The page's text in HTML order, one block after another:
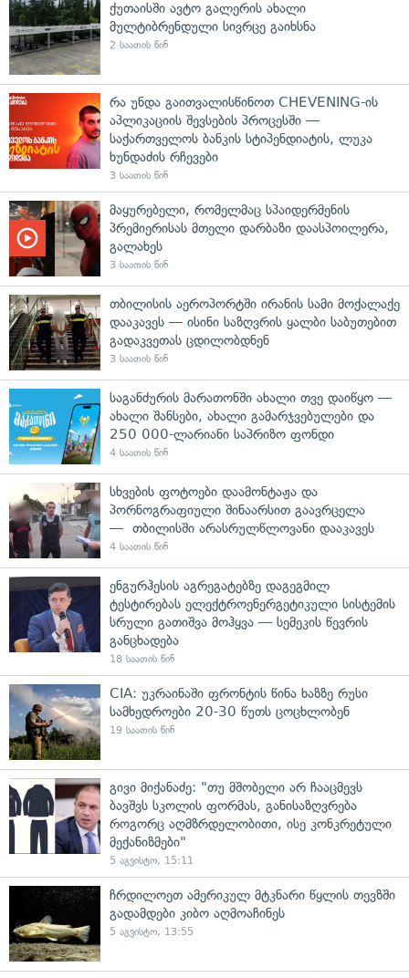
ქუთაისში ავტო გალერის ახალი
მულტიბრენდული სივრცე გაიხსნა
2 საათის წინ
რა უნდა გაითვალისწინოთ CHEVENING-ის
აპლიკაციის შევსების პროცესში —
საქართველოს ბანკის სტიპენდიატის, ლუკა
ხუნდაძის რჩევები
3 საათის წინ
მაყურებელი, რომელმაც სპაიდერმენის
პრემიერისას მთელი დარბაზი დაასპოილერა,
გალახეს
3 საათის წინ
თბილისის აეროპორტში ირანის სამი მოქალაქე
დააკავეს — ისინი საზღვრის ყალბი საბუთებით
გადაკვეთას ცდილობდნენ
3 საათის წინ
საგანძურის მარათონში ახალი თვე დაიწყო —
ახალი შანსები, ახალი გამარჯვებულები და
250 000-ლარიანი საპრიზო ფონდი
4 საათის წინ
სხვების ფოტოები დაამონტაჟა და
პორნოგრაფიული შინაარსით გაავრცელა
— თბილისში არასრულწლოვანი დააკავეს
4 საათის წინ
ენგურჰესის აგრეგატებზე დაგეგმილ
ტესტირებას ელექტროენერგეტიკული სისტემის
სრული გათიშვა მოჰყვა — სემეკის წევრის
განცხადება
18 საათის წინ
CIA: უკრაინაში ფრონტის წინა ხაზზე რუსი
სამხედროები 20-30 წუთს ცოცხლობენ
19 საათის წინ
გივი მიქანაძე: "თუ მშობელი არ ჩააცმევს
ბავშვს სკოლის ფორმას, განისაზღვრება
როგორც აღმზრდელობითი, ისე კონკრეტული
მექანიზმები"
5 აგვისტო, 15:11
ჩრდილოეთ ამერიკულ მტკნარი წყლის თევზში
გადამდები კიბო აღმოაჩინეს
5 აგვისტო, 13:55